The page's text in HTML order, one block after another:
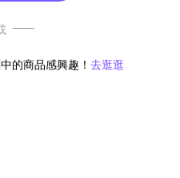
的商品感興趣！ 去逛逛